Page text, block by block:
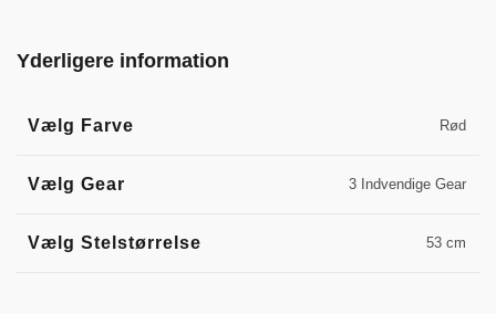
Yderligere information
Vælg Farve Rød
Vælg Gear 3 Indvendige Gear
Vælg Stelstørrelse 53 cm